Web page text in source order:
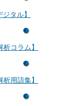
ジタル】
析コラム】
析用語集】